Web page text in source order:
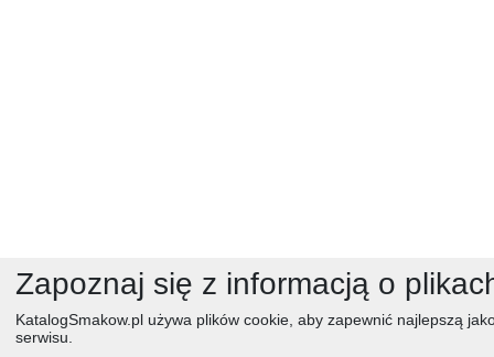
Zapoznaj się z informacją o
KatalogSmakow.pl używa plików cookie, aby zapewnić najlepszą
serwisu.